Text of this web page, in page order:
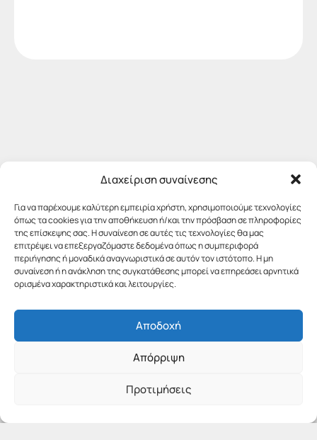
Διαχείριση συναίνεσης
Για να παρέχουμε καλύτερη εμπειρία χρήστη, χρησιμοποιούμε τεχνολογίες
όπως τα cookies για την αποθήκευση ή/και την πρόσβαση σε πληροφορίες
της επίσκεψης σας. Η συναίνεση σε αυτές τις τεχνολογίες θα μας
επιτρέψει να επεξεργαζόμαστε δεδομένα όπως η συμπεριφορά
περιήγησης ή μοναδικά αναγνωριστικά σε αυτόν τον ιστότοπο. Η μη
συναίνεση ή η ανάκληση της συγκατάθεσης μπορεί να επηρεάσει αρνητικά
ορισμένα χαρακτηριστικά και λειτουργίες.
Αποδοχή
Απόρριψη
Προτιμήσεις